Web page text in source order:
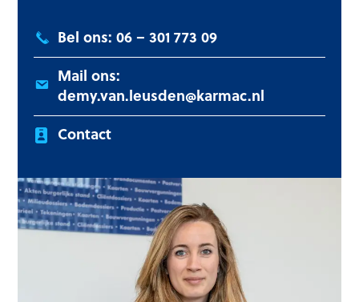
Bel ons: 06 – 301 773 09
Mail ons:
demy.van.leusden@karmac.nl
Contact